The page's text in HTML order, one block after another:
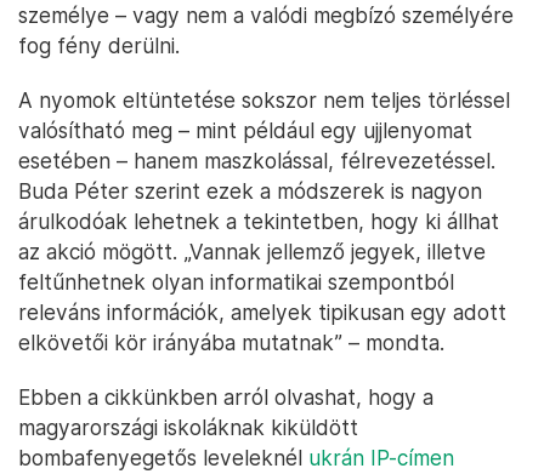
személye – vagy nem a valódi megbízó személyére
fog fény derülni.
A nyomok eltüntetése sokszor nem teljes törléssel
valósítható meg – mint például egy ujjlenyomat
esetében – hanem maszkolással, félrevezetéssel.
Buda Péter szerint ezek a módszerek is nagyon
árulkodóak lehetnek a tekintetben, hogy ki állhat
az akció mögött. „Vannak jellemző jegyek, illetve
feltűnhetnek olyan informatikai szempontból
releváns információk, amelyek tipikusan egy adott
elkövetői kör irányába mutatnak” – mondta.
Ebben a cikkünkben arról olvashat, hogy a
magyarországi iskoláknak kiküldött
bombafenyegetős leveleknél ukrán IP-címen